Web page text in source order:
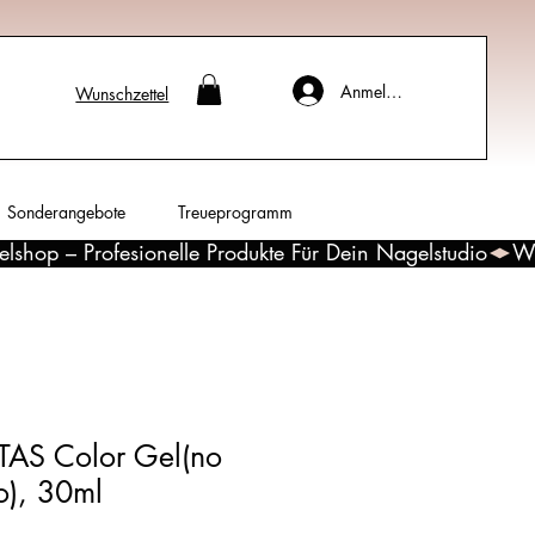
Wunschzettel Anmelden
Sonderangebote Treueprogramm
Color Gel(no
30ml